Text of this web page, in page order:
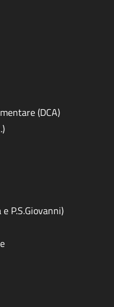
(DCA)
P.S.Giovanni)